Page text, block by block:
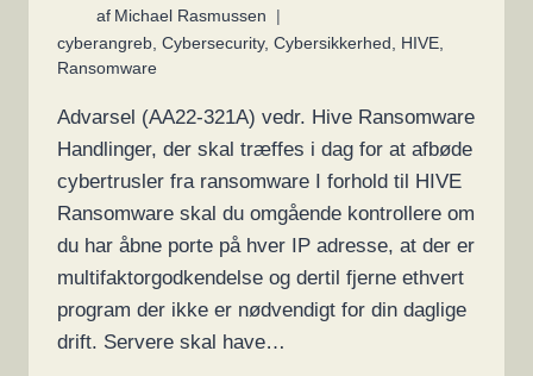
af Michael Rasmussen
cyberangreb, Cybersecurity, Cybersikkerhed , HIVE,
Ransomware
Advarsel (AA22-321A) vedr. Hive Ransomware
Handlinger, der skal træffes i dag for at afbøde
cybertrusler fra ransomware I forhold til HIVE
Ransomware skal du omgående kontrollere om
du har åbne porte på hver IP adresse, at der er
multifaktorgodkendelse og dertil fjerne ethvert
program der ikke er nødvendigt for din daglige
drift. Servere skal have…